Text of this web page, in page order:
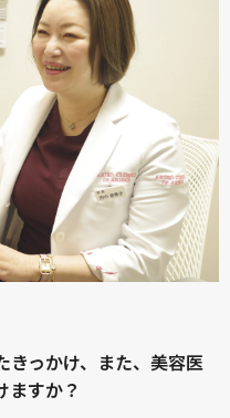
きっかけ、また、美容医
ますか？